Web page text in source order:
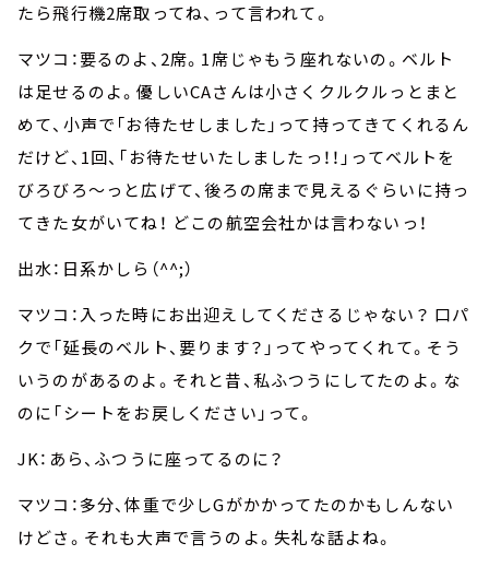
たら飛行機2席取ってね、って言われて。
マツコ：要るのよ、2席。1席じゃもう座れないの。ベルト
は足せるのよ。優しいCAさんは小さくクルクルっとまと
めて、小声で「お待たせしました」って持ってきてくれるん
だけど、1回、「お待たせいたしましたっ！！」ってベルトを
びろびろ～っと広げて、後ろの席まで見えるぐらいに持っ
てきた女がいてね！ どこの航空会社かは言わないっ！
出水：日系かしら（^^;）
マツコ：入った時にお出迎えしてくださるじゃない？ 口パ
クで「延長のベルト、要ります？」ってやってくれて。そう
いうのがあるのよ。それと昔、私ふつうにしてたのよ。な
のに「シートをお戻しください」って。
JK：あら、ふつうに座ってるのに？
マツコ：多分、体重で少しGがかかってたのかもしんない
けどさ。それも大声で言うのよ。失礼な話よね。